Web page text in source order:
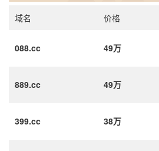
域名 价格
088.cc 49万
889.cc 49万
399.cc 38万